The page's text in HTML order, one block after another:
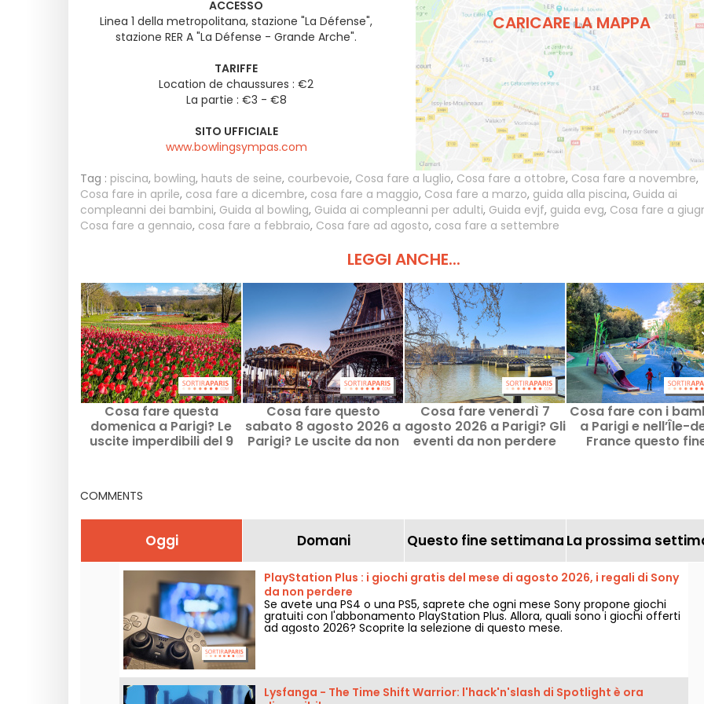
ACCESSO
Linea 1 della metropolitana, stazione "La Défense",
stazione RER A "La Défense - Grande Arche".
TARIFFE
Location de chaussures : €2
La partie : €3 - €8
SITO UFFICIALE
www.bowlingsympas.com
CARICARE LA MAPPA
Tag : piscina, bowling, hauts de seine, courbevoie, Cosa fare a luglio, Cosa fare a ottobre, Cosa fare a novembre,
Cosa fare in aprile, cosa fare a dicembre, cosa fare a maggio, Cosa fare a marzo, guida alla piscina, Guida ai
compleanni dei bambini, Guida al bowling, Guida ai compleanni per adulti, Guida evjf, guida evg, Cosa fare a
Cosa fare a gennaio, cosa fare a febbraio, Cosa fare ad agosto, cosa fare a settembre
LEGGI ANCHE...
Cosa fare questa
domenica a Parigi? Le
uscite imperdibili del 9
Cosa fare questo
sabato 8 agosto 2026 a
Parigi? Le uscite da non
Cosa fare venerdì 7
agosto 2026 a Parigi? Gli
eventi da non perdere
Cosa fare con i
a Parigi e nell’Île-
France questo
COMMENTS
Oggi Domani Questo fine settimana La prossima
PlayStation Plus : i giochi gratis del mese di agosto 2026, i regali di Sony
da non perdere
Se avete una PS4 o una PS5, saprete che ogni mese Sony propone giochi
gratuiti con l'abbonamento PlayStation Plus. Allora, quali sono i giochi offerti
ad agosto 2026? Scoprite la selezione di questo mese.
Lysfanga - The Time Shift Warrior: l'hack'n'slash di Spotlight è ora